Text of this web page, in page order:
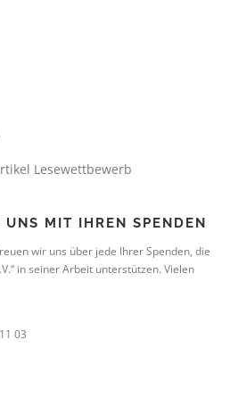
Lesewettbewerb
MIT IHREN SPENDEN
wir uns über jede Ihrer Spenden, die
in seiner Arbeit unterstützen. Vielen
03